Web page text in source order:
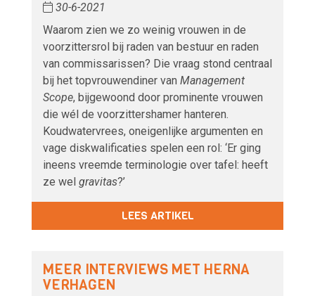
30-6-2021
Waarom zien we zo weinig vrouwen in de
voorzittersrol bij raden van bestuur en raden
van commissarissen? Die vraag stond centraal
bij het topvrouwendiner van Management
Scope, bijgewoond door prominente vrouwen
die wél de voorzittershamer hanteren.
Koudwatervrees, oneigenlijke argumenten en
vage diskwalificaties spelen een rol: ‘Er ging
ineens vreemde terminologie over tafel: heeft
ze wel gravitas?’
LEES ARTIKEL
MEER INTERVIEWS MET HERNA
VERHAGEN